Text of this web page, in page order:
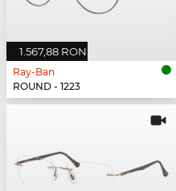
1.567,88 RON
Ray-Ban
ROUND - 1223